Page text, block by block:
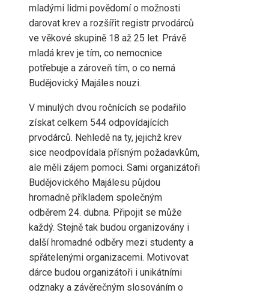
mladými lidmi povědomí o možnosti
darovat krev a rozšířit registr prvodárců
ve věkové skupině 18 až 25 let. Právě
mladá krev je tím, co nemocnice
potřebuje a zároveň tím, o co nemá
Budějovický Majáles nouzi.
V minulých dvou ročnících se podařilo
získat celkem 544 odpovídajících
prvodárců. Nehledě na ty, jejichž krev
sice neodpovídala přísným požadavkům,
ale měli zájem pomoci. Sami organizátoři
Budějovického Majálesu půjdou
hromadně příkladem společným
odběrem 24. dubna. Připojit se může
každý. Stejně tak budou organizovány i
další hromadné odběry mezi studenty a
spřátelenými organizacemi. Motivovat
dárce budou organizátoři i unikátními
odznaky a závěrečným slosováním o